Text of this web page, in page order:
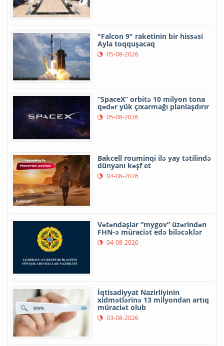
"Falcon 9" raketinin bir hissəsi
Ayla toqquşacaq
05-08-2026
“SpaceX” orbitə 10 milyon tona
qədər yük çıxarmağı planlaşdırır
05-08-2026
Bakcell rouminqi ilə yay tətilində
dünyanı kəşf et
04-08-2026
Vətəndaşlar “mygov” üzərindən
FHN-ə müraciət edə biləcəklər
04-08-2026
İqtisadiyyat Nazirliyinin
xidmətlərinə 13 milyondan artıq
müraciət olub
03-08-2026